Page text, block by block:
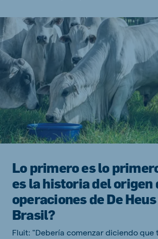
Lo primero es lo
es la historia del origen
operaciones de De
Brasil?
Fluit: "Debería comenzar diciendo que